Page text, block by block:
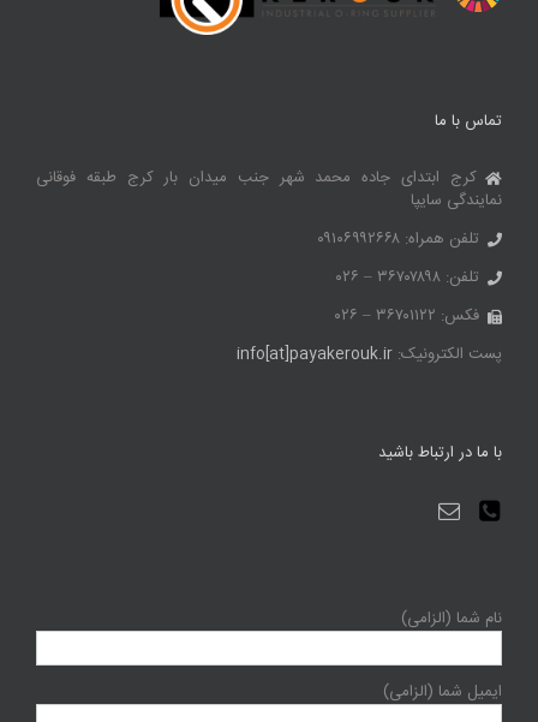
تماس با ما
کرج ابتدای جاده محمد شهر جنب میدان بار کرج طبقه فوقانی
نمایندگی سایپا
تلفن همراه: ۰۹۱۰۶۹۹۲۶۶۸
تلفن: ۳۶۷۰۷۸۹۸ – ۰۲۶
فکس: ۳۶۷۰۱۱۲۲ – ۰۲۶
پست الکترونیک: info[at]payakerouk.ir
با ما در ارتباط باشید
نام شما (الزامی)
ایمیل شما (الزامی)